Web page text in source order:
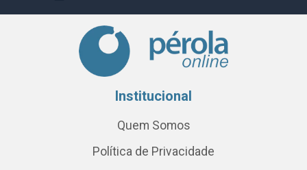
Institucional
Quem Somos
Política de Privacidade